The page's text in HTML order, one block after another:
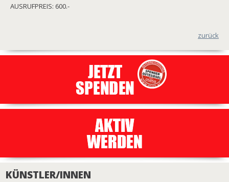
AUSRUFPREIS: 600.-
zurück
KÜNSTLER/INNEN